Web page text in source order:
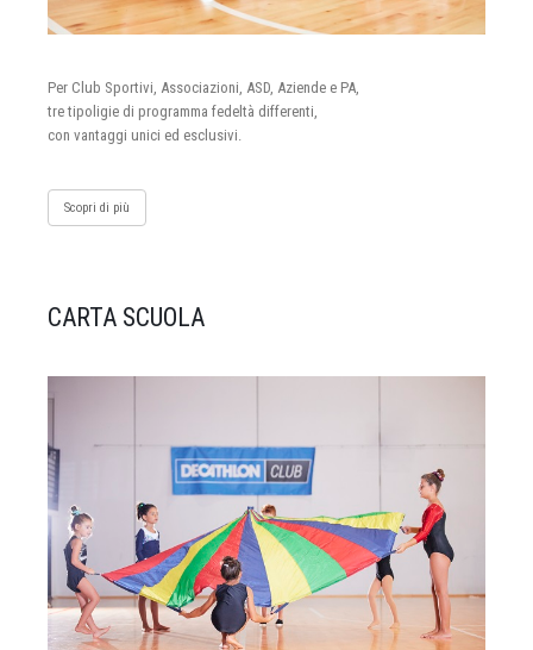
Per Club Sportivi, Associazioni, ASD, Aziende e PA,
tre tipoligie di programma fedeltà differenti,
con vantaggi unici ed esclusivi.
Scopri di più
CARTA SCUOLA